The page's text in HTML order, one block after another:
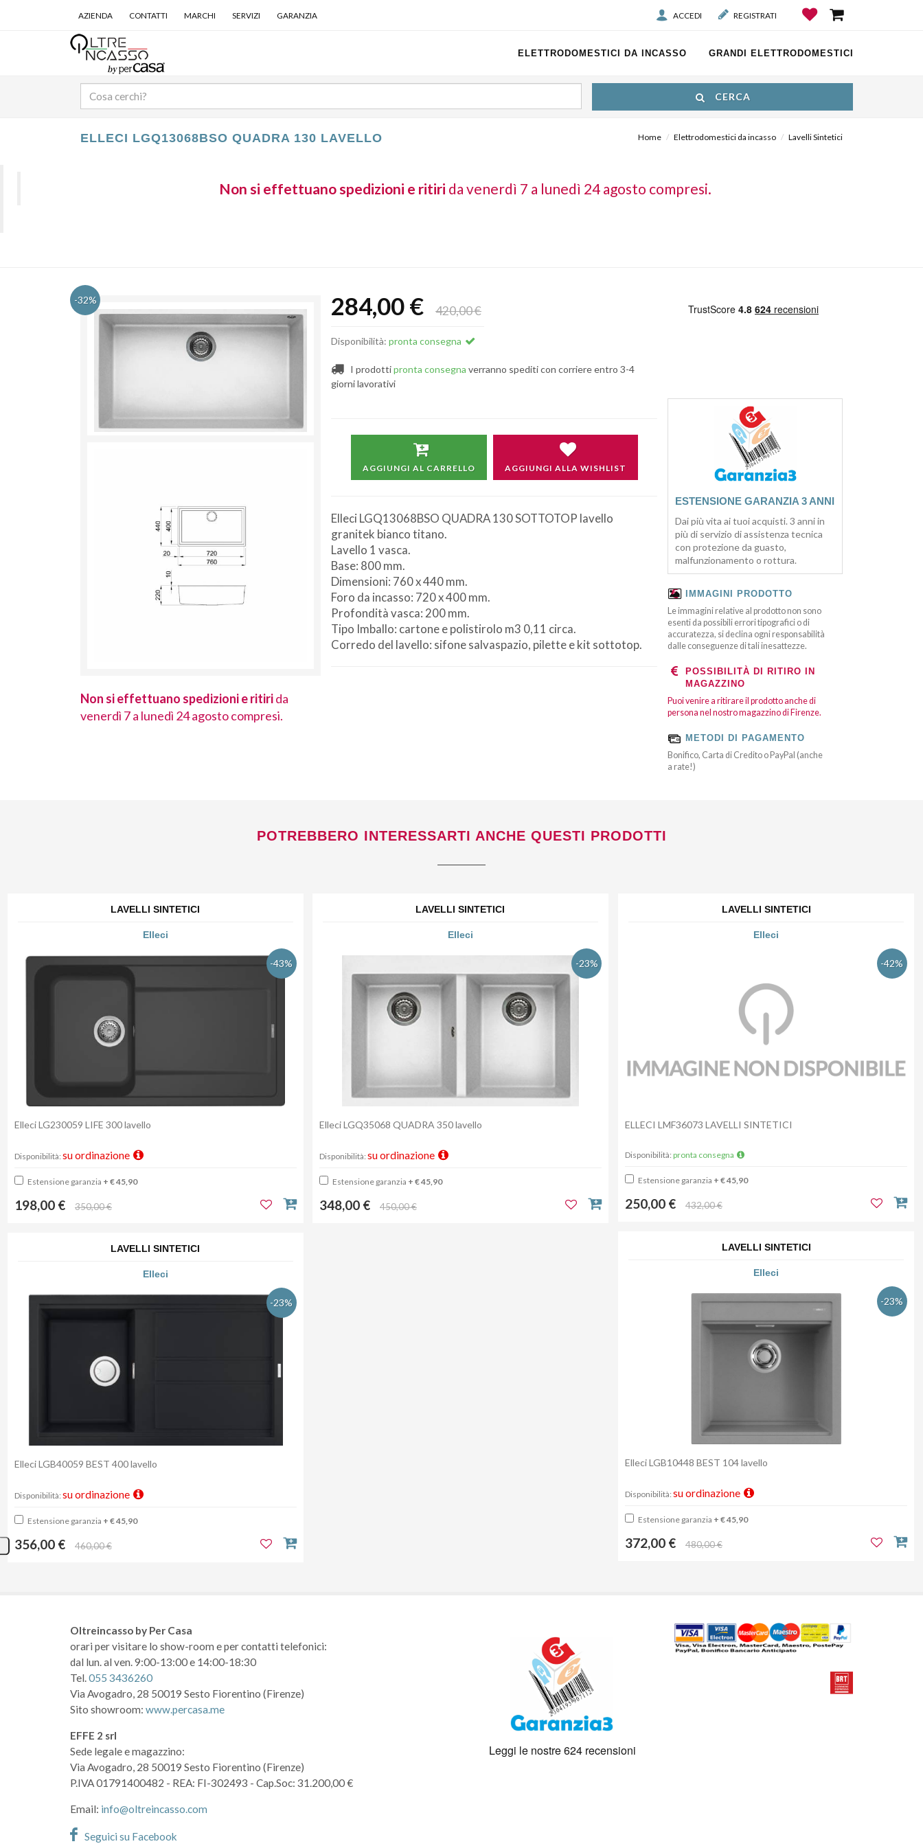
AZIENDA CONTATTI MARCHI SERVIZI GARANZIA ACCEDI REGISTRATI
ELETTRODOMESTICI DA INCASSO GRANDI ELETTRODOMESTICI
CERCA
ELLECI LGQ13068BSO QUADRA 130 LAVELLO Home Elettrodomestici da incasso Lavelli Sintetici
Non si effettuano spedizioni e ritiri da venerdì 7 a lunedì 24 agosto compresi.
-32%
Non si effettuano spedizioni e ritirida
venerdì 7 a lunedì 24 agosto compresi.
284,00 € 420,00 €
Disponibilità: pronta consegna
I prodottipronta consegna verranno spediti con corriere entro 3-4
giorni lavorativi
AGGIUNGI AL CARRELLO AGGIUNGI ALLA WISHLIST
Elleci LGQ13068BSO QUADRA 130 SOTTOTOP lavello
granitek bianco titano.
Lavello 1 vasca.
Base: 800 mm.
Dimensioni: 760 x 440 mm.
Foro da incasso: 720 x 400 mm.
Profondità vasca: 200 mm.
Tipo Imballo: cartone e polistirolo m3 0,11 circa.
Corredo del lavello: sifone salvaspazio, pilette e kit sottotop.
ESTENSIONE GARANZIA 3 ANNI
Dai più vita ai tuoi acquisti. 3 anni in
più di servizio di assistenza tecnica
con protezione da guasto,
malfunzionamento o rottura.
IMMAGINI PRODOTTO
Le immagini relative al prodotto non sono
esenti da possibili errori tipografici o di
accuratezza, si declina ogni responsabilità
dalle conseguenze di tali inesattezze.
POSSIBILITÀ DI RITIRO IN
MAGAZZINO
Puoi venire a ritirare il prodotto anche di
persona nel nostro magazzino di Firenze.
METODI DI PAGAMENTO
Bonifico, Carta di Credito o PayPal (anche
a rate!)
POTREBBERO INTERESSARTI ANCHE QUESTI PRODOTTI
LAVELLI SINTETICI
Elleci
-43%
Elleci LG230059 LIFE 300 lavello
Disponibilità: su ordinazione
Estensione garanzia + € 45,90
198,00 € 350,00 €
LAVELLI SINTETICI
Elleci
-23%
Elleci LGQ35068 QUADRA 350 lavello
Disponibilità: su ordinazione
Estensione garanzia + € 45,90
348,00 € 450,00 €
LAVELLI SINTETICI
Elleci
-42%
ELLECI LMF36073 LAVELLI SINTETICI
Disponibilità: pronta consegna
Estensione garanzia + € 45,90
250,00 € 432,00 €
LAVELLI SINTETICI
Elleci
-23%
Elleci LGB10448 BEST 104 lavello
Disponibilità: su ordinazione
Estensione garanzia + € 45,90
372,00 € 480,00 €
LAVELLI SINTETICI
Elleci
-23%
Elleci LGB40059 BEST 400 lavello
Disponibilità: su ordinazione
Estensione garanzia + € 45,90
356,00 € 460,00 €
Oltreincasso by Per Casa
orari per visitare lo show-room e per contatti telefonici:
dal lun. al ven. 9:00-13:00 e 14:00-18:30
Tel.055 3436260
Via Avogadro, 28 50019 Sesto Fiorentino (Firenze)
Sito showroom: www.percasa.me
EFFE 2 srl
Sede legale e magazzino:
Via Avogadro, 28 50019 Sesto Fiorentino (Firenze)
P.IVA 01791400482 - REA: FI-302493 - Cap.Soc: 31.200,00 €
Email: info@oltreincasso.com
Seguici su Facebook